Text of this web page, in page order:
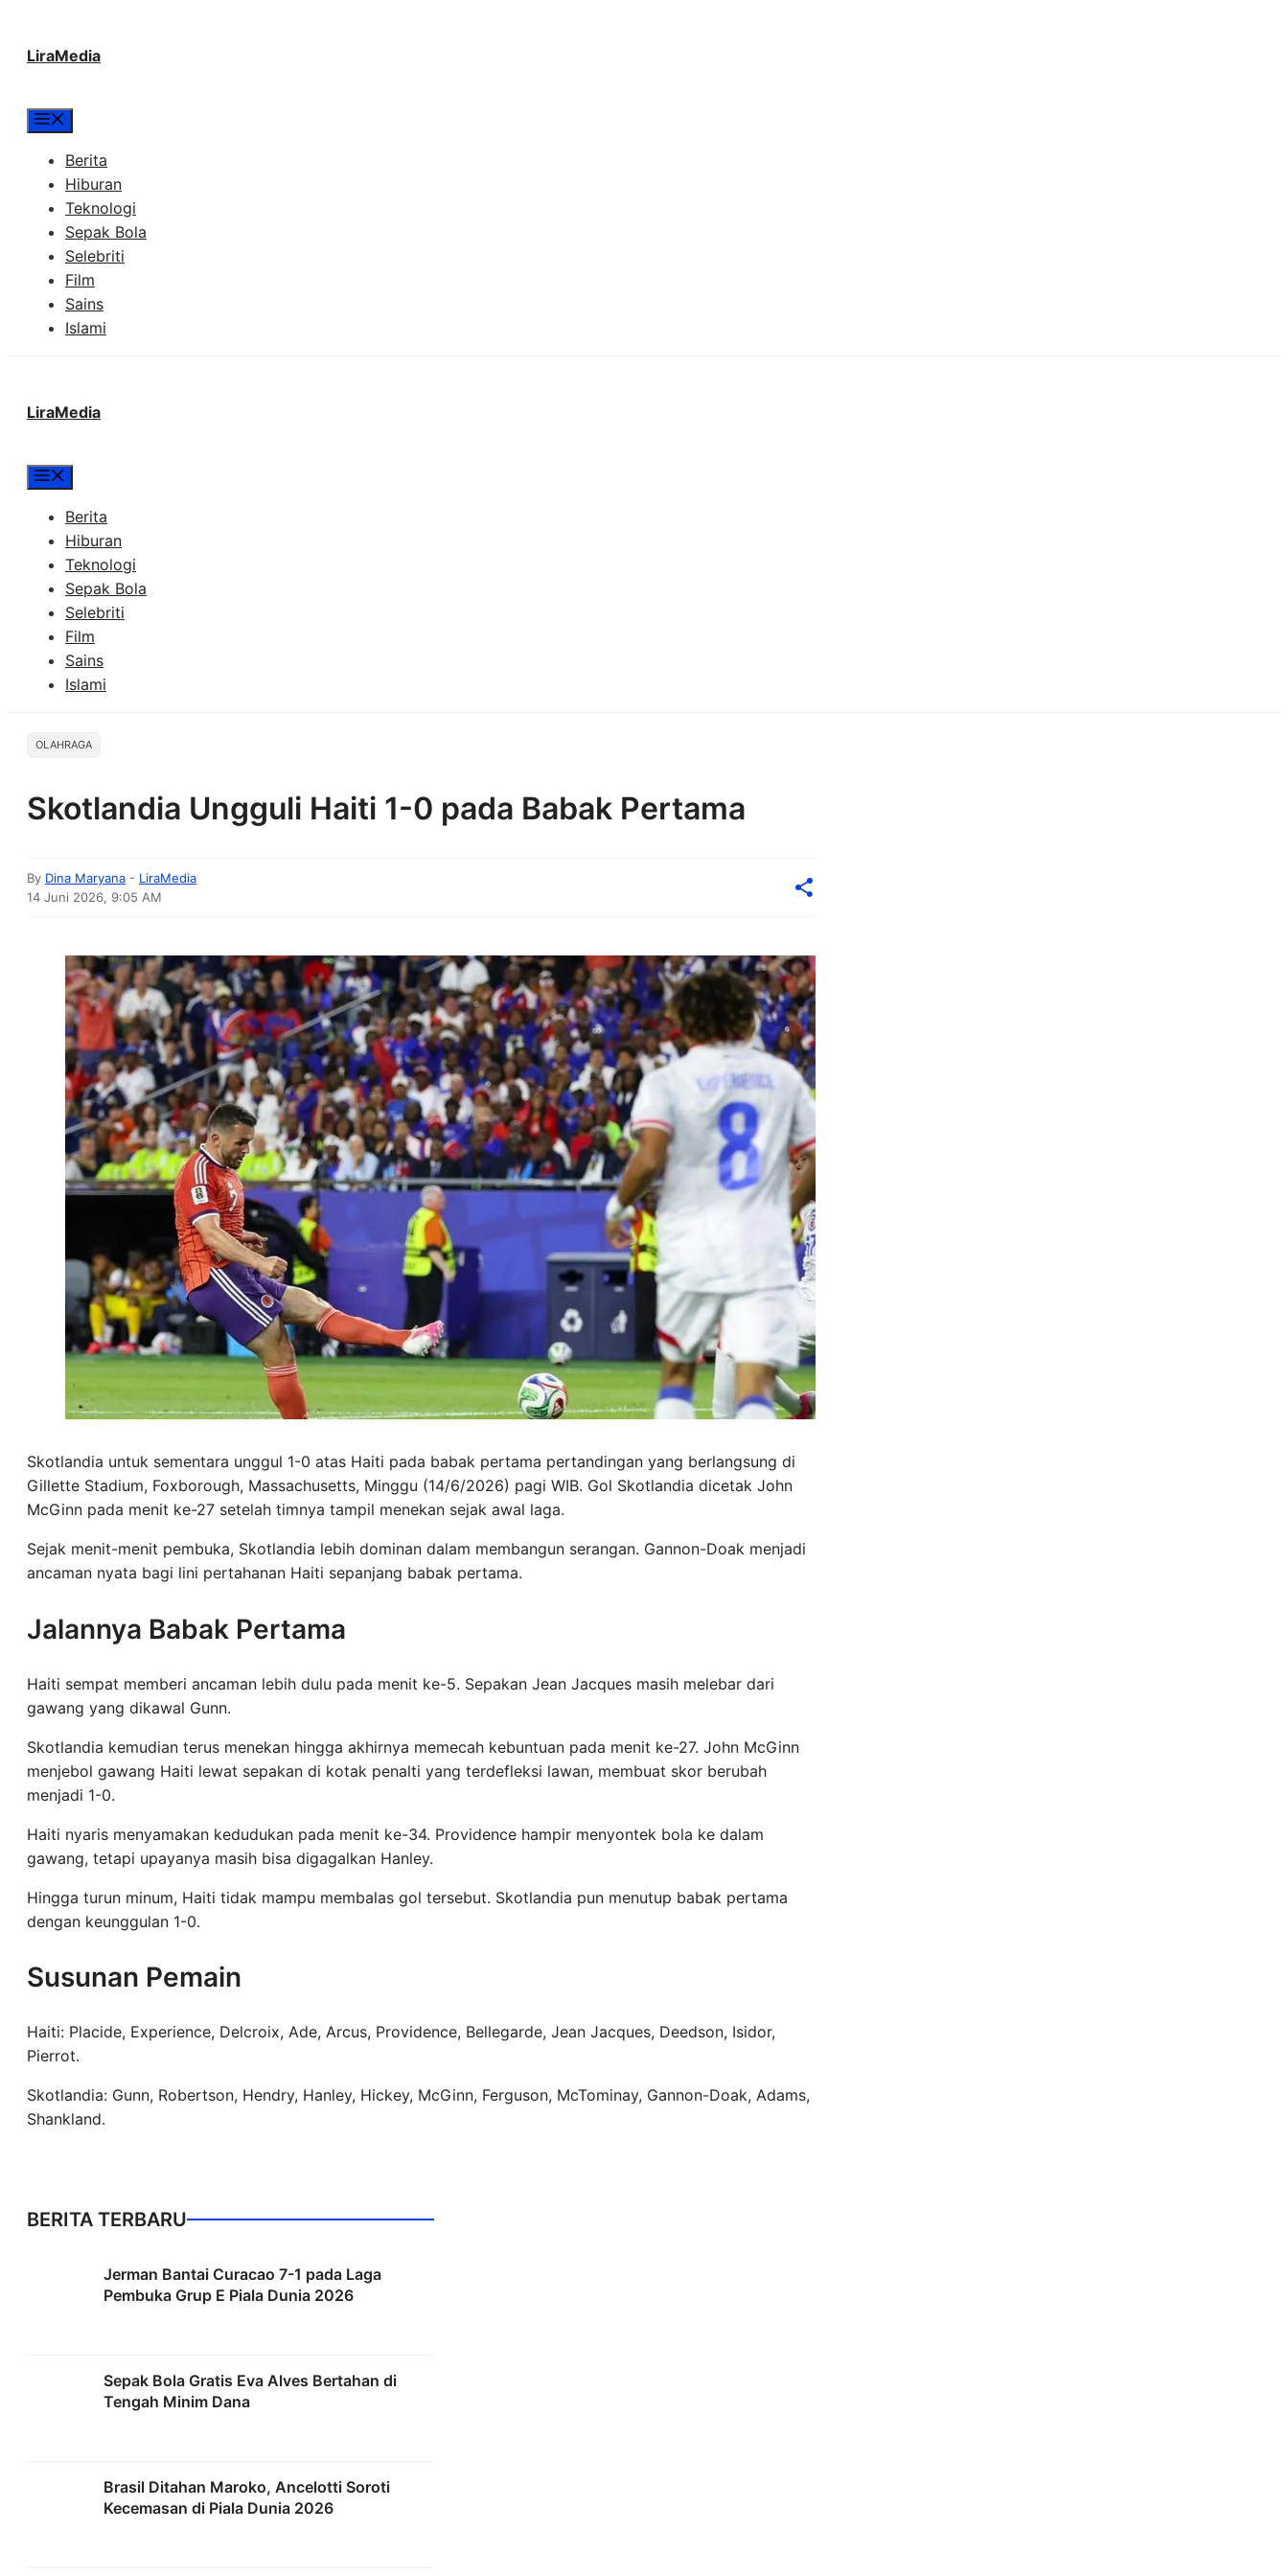
LiraMedia
Berita
Hiburan
Teknologi
Sepak Bola
Selebriti
Film
Sains
Islami
LiraMedia
Berita
Hiburan
Teknologi
Sepak Bola
Selebriti
Film
Sains
Islami
OLAHRAGA
Skotlandia Ungguli Haiti 1-0 pada Babak Pertama
By Dina Maryana - LiraMedia
14 Juni 2026, 9:05 AM
Skotlandia untuk sementara unggul 1-0 atas Haiti pada babak pertama pertandingan yang berlangsung di
Gillette Stadium, Foxborough, Massachusetts, Minggu (14/6/2026) pagi WIB. Gol Skotlandia dicetak John
McGinn pada menit ke-27 setelah timnya tampil menekan sejak awal laga.
Sejak menit-menit pembuka, Skotlandia lebih dominan dalam membangun serangan. Gannon-Doak menjadi
ancaman nyata bagi lini pertahanan Haiti sepanjang babak pertama.
Jalannya Babak Pertama
Haiti sempat memberi ancaman lebih dulu pada menit ke-5. Sepakan Jean Jacques masih melebar dari
gawang yang dikawal Gunn.
Skotlandia kemudian terus menekan hingga akhirnya memecah kebuntuan pada menit ke-27. John McGinn
menjebol gawang Haiti lewat sepakan di kotak penalti yang terdefleksi lawan, membuat skor berubah
menjadi 1-0.
Haiti nyaris menyamakan kedudukan pada menit ke-34. Providence hampir menyontek bola ke dalam
gawang, tetapi upayanya masih bisa digagalkan Hanley.
Hingga turun minum, Haiti tidak mampu membalas gol tersebut. Skotlandia pun menutup babak pertama
dengan keunggulan 1-0.
Susunan Pemain
Haiti: Placide, Experience, Delcroix, Ade, Arcus, Providence, Bellegarde, Jean Jacques, Deedson, Isidor,
Pierrot.
Skotlandia: Gunn, Robertson, Hendry, Hanley, Hickey, McGinn, Ferguson, McTominay, Gannon-Doak, Adams,
Shankland.
BERITA TERBARU
Jerman Bantai Curacao 7-1 pada Laga
Pembuka Grup E Piala Dunia 2026
Sepak Bola Gratis Eva Alves Bertahan di
Tengah Minim Dana
Brasil Ditahan Maroko, Ancelotti Soroti
Kecemasan di Piala Dunia 2026